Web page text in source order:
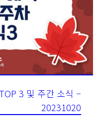
3 및 주간 소식 –
20231020